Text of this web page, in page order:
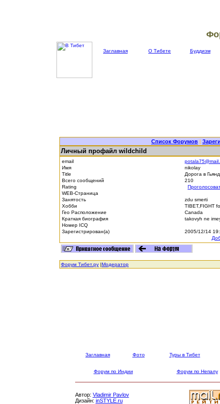
Заглавная О Тибете Буддизм
Список Форумов |
Личный профайл wildchild
email
Имя
nikolay
Title
Дорога в
Всего сообщений
210
Rating
WEB-Страница
Занятость
zdu smerti
Хобби
TIBET,FIGHT
Гео Расположение
Canada
Краткая биография
takovyh ne
Номер ICQ
Зарегистрирован(а)
2005/12/14
Форум Тибет.ру |Модератор
Заглавная Фото Туры в Тибет
Форум по Индии Форум по Непалу
Автор: Vladimir Pavlov
Дизайн: inSTYLE.ru